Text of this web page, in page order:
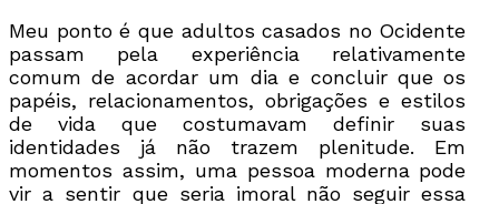
Meu ponto é que adultos casados no Ocidente
passam pela experiência relativamente
comum de acordar um dia e concluir que os
papéis, relacionamentos, obrigações e estilos
de vida que costumavam definir suas
identidades já não trazem plenitude. Em
momentos assim, uma pessoa moderna pode
vir a sentir que seria imoral não seguir essa